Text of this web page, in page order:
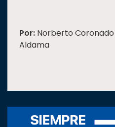
Por: Norberto Coronado
Aldama